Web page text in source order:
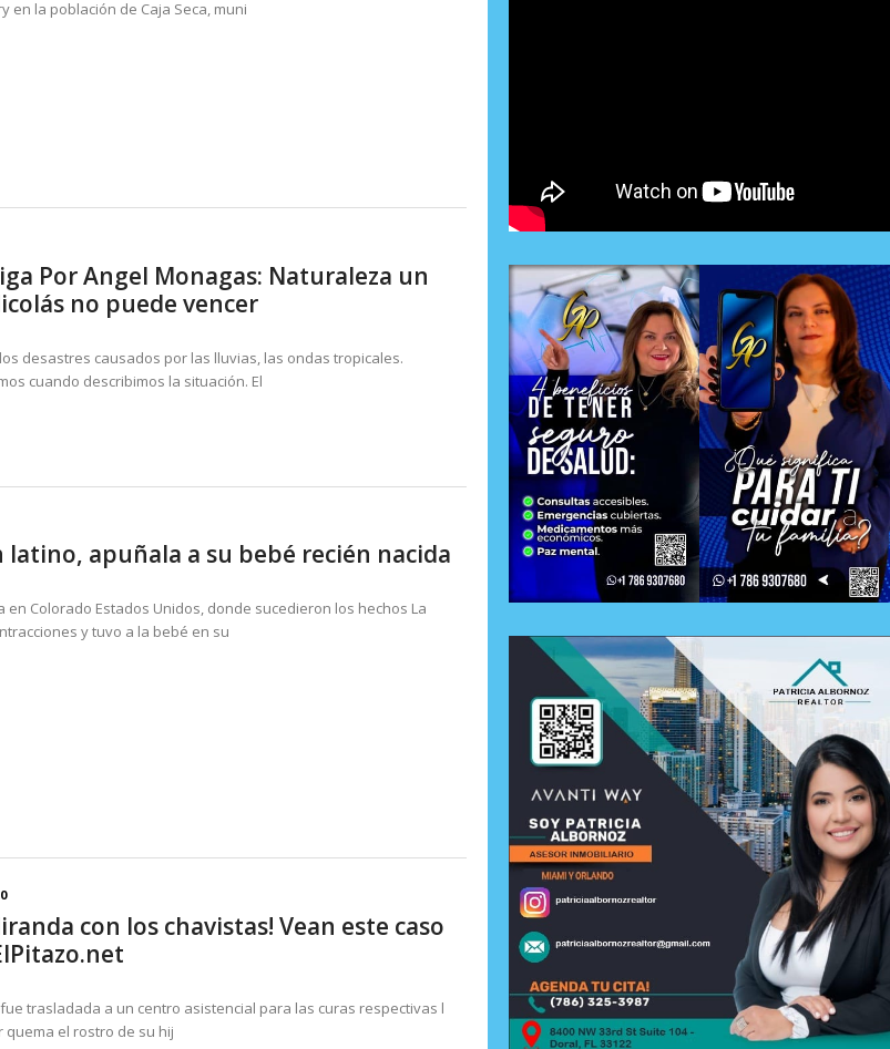
en la población de Caja Seca, muni
Por Angel Monagas: Naturaleza un
no puede vencer
desastres causados por las lluvias, las ondas tropicales.
cuando describimos la situación. El
latino, apuñala a su bebé recién nacida
en Colorado Estados Unidos, donde sucedieron los hechos La
y tuvo a la bebé en su
0
con los chavistas! Vean este caso
trasladada a un centro asistencial para las curas respectivas l
quema el rostro de su hij